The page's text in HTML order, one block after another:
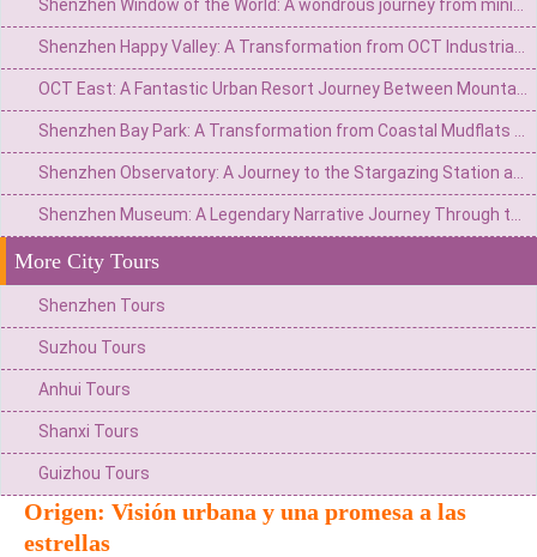
More City Tours
Shenzhen Tours
Suzhou Tours
Anhui Tours
Shanxi Tours
Guizhou Tours
Origen: Visión urbana y una promesa a las
estrellas